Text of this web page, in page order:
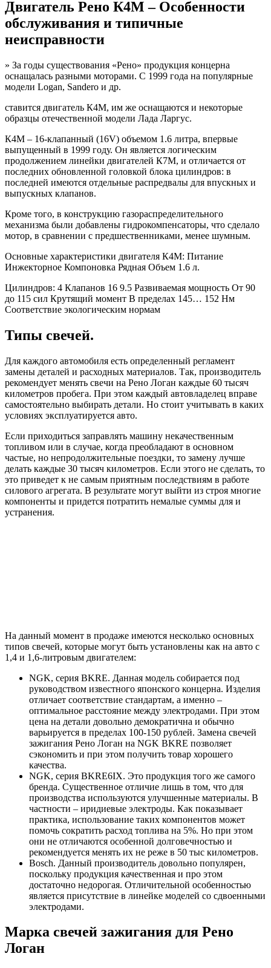
Двигатель Рено К4М – Особенности
обслуживания и типичные
неисправности
» За годы существования «Рено» продукция концерна
оснащалась разными моторами. С 1999 года на популярные
модели Logan, Sandero и др.
ставится двигатель К4М, им же оснащаются и некоторые
образцы отечественной модели Лада Ларгус.
К4М – 16-клапанный (16V) объемом 1.6 литра, впервые
выпущенный в 1999 году. Он является логическим
продолжением линейки двигателей К7М, и отличается от
последних обновленной головкой блока цилиндров: в
последней имеются отдельные распредвалы для впускных и
выпускных клапанов.
Кроме того, в конструкцию газораспределительного
механизма были добавлены гидрокомпенсаторы, что сделало
мотор, в сравнении с предшественниками, менее шумным.
Основные характеристики двигателя К4М: Питание
Инжекторное Компоновка Рядная Объем 1.6 л.
Цилиндров: 4 Клапанов 16 9.5 Развиваемая мощность От 90
до 115 сил Крутящий момент В пределах 145… 152 Нм
Соответствие экологическим нормам
Типы свечей.
Для каждого автомобиля есть определенный регламент
замены деталей и расходных материалов. Так, производитель
рекомендует менять свечи на Рено Логан каждые 60 тысяч
километров пробега. При этом каждый автовладелец вправе
самостоятельно выбирать детали. Но стоит учитывать в каких
условиях эксплуатируется авто.
Если приходиться заправлять машину некачественным
топливом или в случае, когда преобладают в основном
частые, но непродолжительные поездки, то замену лучше
делать каждые 30 тысяч километров. Если этого не сделать, то
это приведет к не самым приятным последствиям в работе
силового агрегата. В результате могут выйти из строя многие
компоненты и придется потратить немалые суммы для и
устранения.
На данный момент в продаже имеются несколько основных
типов свечей, которые могут быть установлены как на авто с
1,4 и 1,6-литровым двигателем:
NGK, серия BKRE. Данная модель собирается под
руководством известного японского концерна. Изделия
отличает соответствие стандартам, а именно –
оптимальное расстояние между электродами. При этом
цена на детали довольно демократична и обычно
варьируется в пределах 100-150 рублей. Замена свечей
зажигания Рено Логан на NGK BKRE позволяет
сэкономить и при этом получить товар хорошего
качества.
NGK, серия BKRE6IX. Это продукция того же самого
бренда. Существенное отличие лишь в том, что для
производства используются улучшенные материалы. В
частности – иридиевые электроды. Как показывает
практика, использование таких компонентов может
помочь сократить расход топлива на 5%. Но при этом
они не отличаются особенной долговечностью и
рекомендуется менять их не реже в 50 тыс километров.
Bosch. Данный производитель довольно популярен,
поскольку продукция качественная и про этом
достаточно недорогая. Отличительной особенностью
является присутствие в линейке моделей со сдвоенными
электродами.
Марка свечей зажигания для Рено
Логан